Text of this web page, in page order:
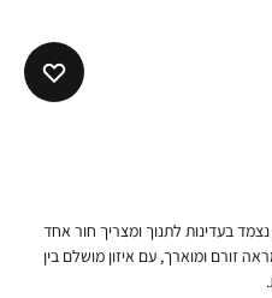
בעדינות לתנוך ומצריך חור אחד
זורם ומוארך, עם איזון מושלם בין